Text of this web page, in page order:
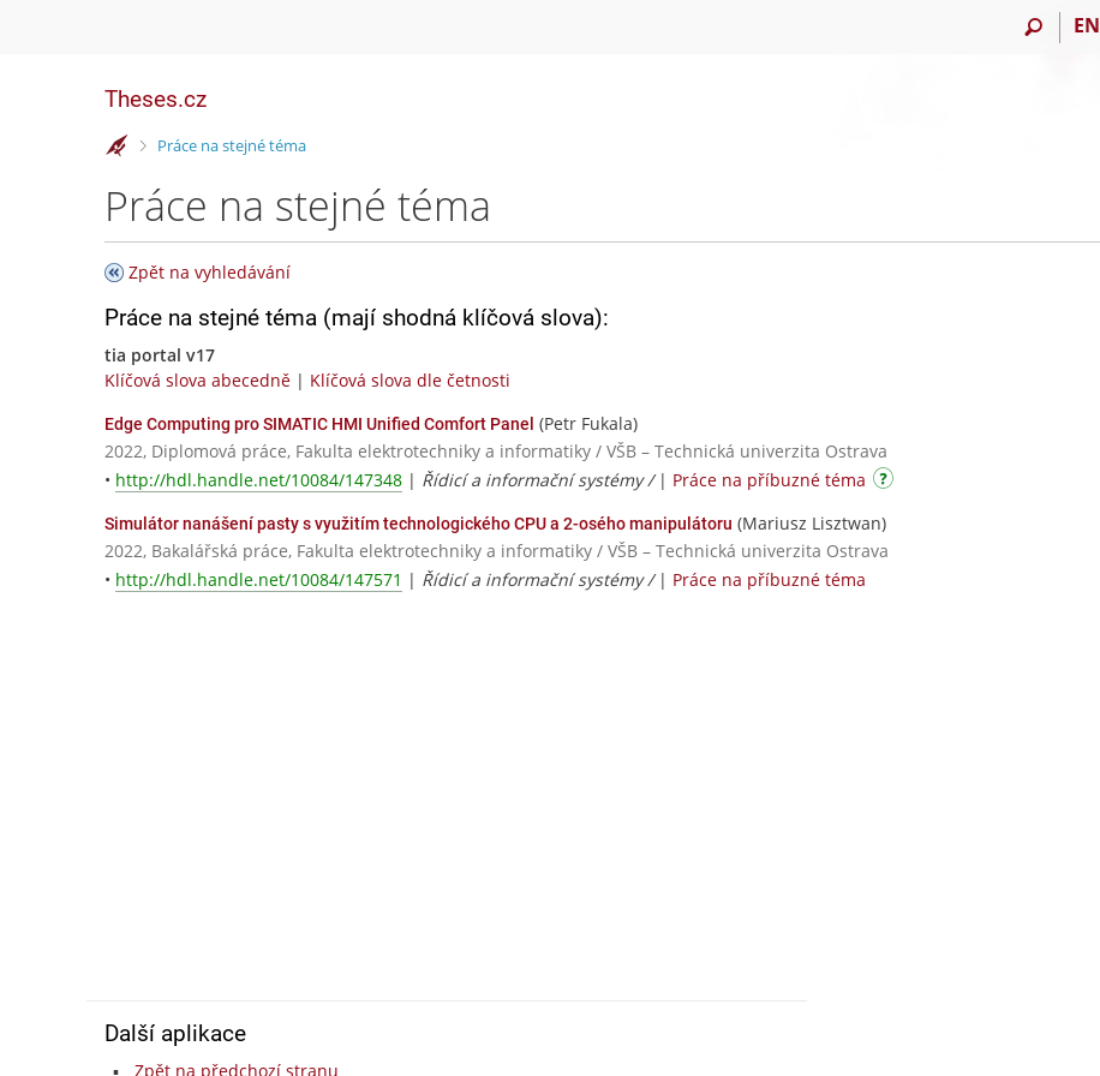
EN
Theses.cz
>Práce na stejné téma
Práce na stejné téma
Zpět na vyhledávání
Práce na stejné téma (mají shodná klíčová slova):
tia portal v17
Klíčová slova abecedně | Klíčová slova dle četnosti
Edge Computing pro SIMATIC HMI Unified Comfort Panel (Petr Fukala)
2022, Diplomová práce, Fakulta elektrotechniky a informatiky / VŠB – Technická univerzita Ostrava
• http://hdl.handle.net/10084/147348 | Řídicí a informační systémy / | Práce na příbuzné téma
Simulátor nanášení pasty s využitím technologického CPU a 2-osého manipulátoru (Mariusz Lisztwan)
2022, Bakalářská práce, Fakulta elektrotechniky a informatiky / VŠB – Technická univerzita Ostrava
• http://hdl.handle.net/10084/147571 | Řídicí a informační systémy / | Práce na příbuzné téma
Další aplikace
Zpět na předchozí stranu